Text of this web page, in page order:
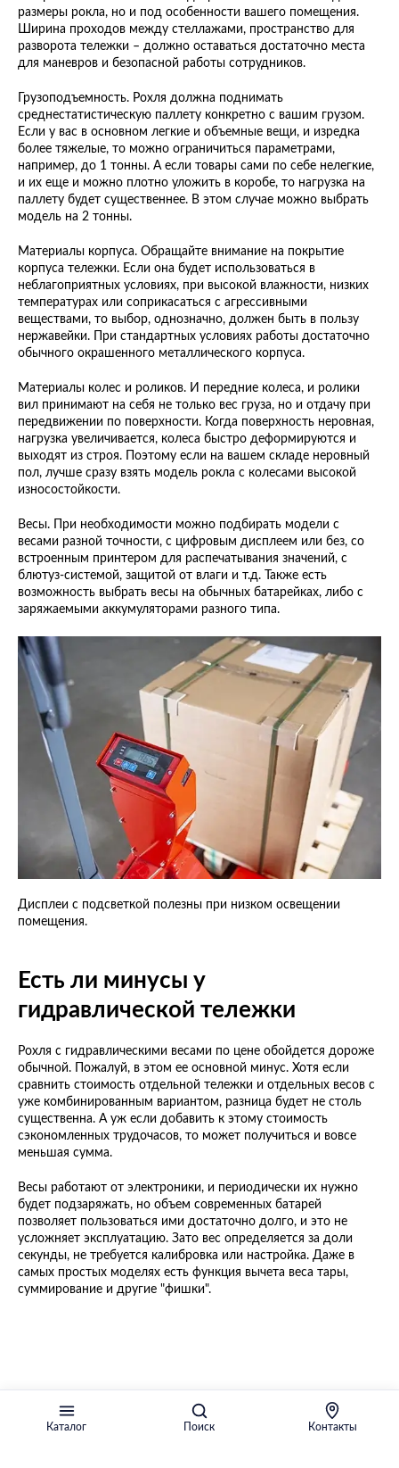
Каталог Поиск Контакты
размеры рокла, но и под особенности вашего помещения.
Ширина проходов между стеллажами, пространство для
разворота тележки – должно оставаться достаточно места
для маневров и безопасной работы сотрудников.
Грузоподъемность. Рохля должна поднимать
среднестатистическую паллету конкретно с вашим грузом.
Если у вас в основном легкие и объемные вещи, и изредка
более тяжелые, то можно ограничиться параметрами,
например, до 1 тонны. А если товары сами по себе нелегкие,
и их еще и можно плотно уложить в коробе, то нагрузка на
паллету будет существеннее. В этом случае можно выбрать
модель на 2 тонны.
Материалы корпуса. Обращайте внимание на покрытие
корпуса тележки. Если она будет использоваться в
неблагоприятных условиях, при высокой влажности, низких
температурах или соприкасаться с агрессивными
веществами, то выбор, однозначно, должен быть в пользу
нержавейки. При стандартных условиях работы достаточно
обычного окрашенного металлического корпуса.
Материалы колес и роликов. И передние колеса, и ролики
вил принимают на себя не только вес груза, но и отдачу при
передвижении по поверхности. Когда поверхность неровная,
нагрузка увеличивается, колеса быстро деформируются и
выходят из строя. Поэтому если на вашем складе неровный
пол, лучше сразу взять модель рокла с колесами высокой
износостойкости.
Весы. При необходимости можно подбирать модели с
весами разной точности, с цифровым дисплеем или без, со
встроенным принтером для распечатывания значений, с
блютуз-системой, защитой от влаги и т.д. Также есть
возможность выбрать весы на обычных батарейках, либо с
заряжаемыми аккумуляторами разного типа.
Дисплеи с подсветкой полезны при низком освещении
помещения.
Есть ли минусы у
гидравлической тележки
Рохля с гидравлическими весами по цене обойдется дороже
обычной. Пожалуй, в этом ее основной минус. Хотя если
сравнить стоимость отдельной тележки и отдельных весов с
уже комбинированным вариантом, разница будет не столь
существенна. А уж если добавить к этому стоимость
сэкономленных трудочасов, то может получиться и вовсе
меньшая сумма.
Весы работают от электроники, и периодически их нужно
будет подзаряжать, но объем современных батарей
позволяет пользоваться ими достаточно долго, и это не
усложняет эксплуатацию. Зато вес определяется за доли
секунды, не требуется калибровка или настройка. Даже в
самых простых моделях есть функция вычета веса тары,
суммирование и другие "фишки".